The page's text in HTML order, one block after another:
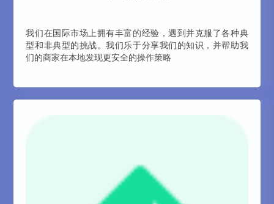
我们在国际市场上拥有丰富的经验，遇到并克服了各种典
型和非典型的挑战。我们乐于分享我们的知识，并帮助我
们的商家在本地发现更安全的操作策略